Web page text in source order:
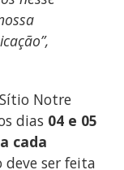
Notre
dias 04 e 05
cada
deve ser feita